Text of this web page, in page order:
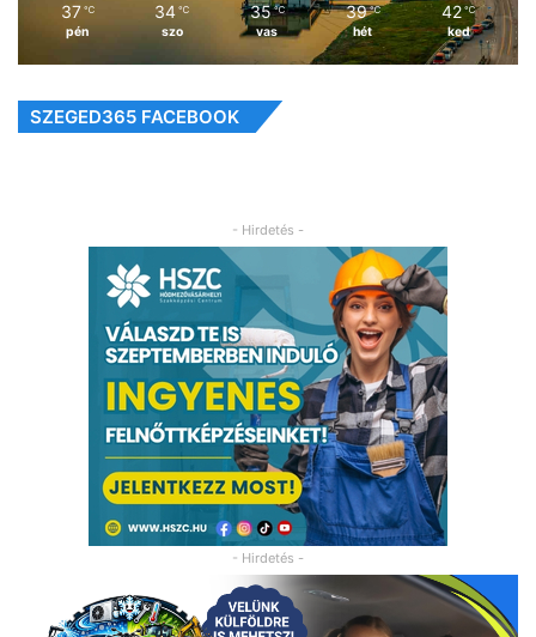
37 ℃
pén
34 ℃
szo
35 ℃
vas
39 ℃
hét
42 ℃
ked
SZEGED365 FACEBOOK
- Hirdetés -
- Hirdetés -